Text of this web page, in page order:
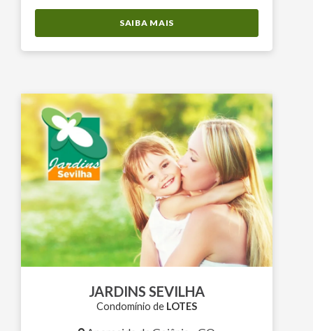
SAIBA MAIS
JARDINS SEVILHA
Condomínio de LOTES